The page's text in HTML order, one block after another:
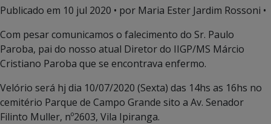
Publicado em 10 jul 2020 • por Maria Ester Jardim Rossoni •
Com pesar comunicamos o falecimento do Sr. Paulo
Paroba, pai do nosso atual Diretor do IIGP/MS Márcio
Cristiano Paroba que se encontrava enfermo.
Velório será hj dia 10/07/2020 (Sexta) das 14hs as 16hs no
cemitério Parque de Campo Grande sito a Av. Senador
Filinto Muller, nº2603, Vila Ipiranga.